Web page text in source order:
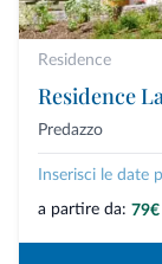
Residence
Residence
Predazzo
Inserisci le date
a partire da: 79€